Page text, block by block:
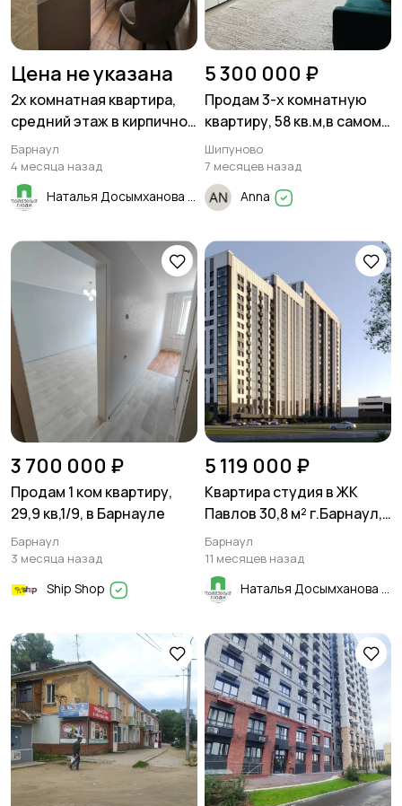
Цена не указана
2х комнатная квартира,
средний этаж в кирпичном
доме, 44 м² в центре
Барнаула!
Барнаул
4 месяца назад
Наталья Досымханова
5 300 000 ₽
Продам 3-х комнатную
квартиру, 58 кв.м,в самом
центре с.Шипуново
Шипуново
7 месяцев назад
Anna
3 700 000 ₽
Продам 1 ком квартиру,
29,9 кв,1/9, в Барнауле
Барнаул
3 месяца назад
Ship Shop
5 119 000 ₽
Квартира студия в ЖК
Павлов 30,8 м² г.Барнаул,
Павловский тракт, 251Б
Барнаул
11 месяцев назад
Наталья Досымханова